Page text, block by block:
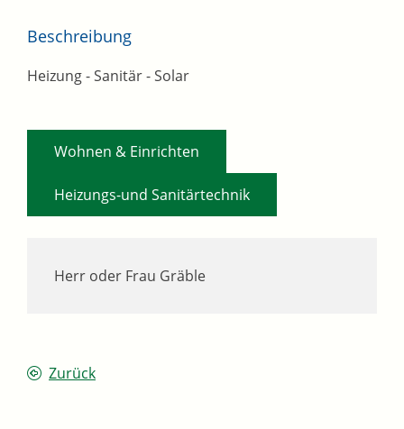
Herr oder Frau Gräble
Beschreibung
Heizung - Sanitär - Solar
Wohnen & Einrichten
Heizungs-und Sanitärtechnik
Zurück